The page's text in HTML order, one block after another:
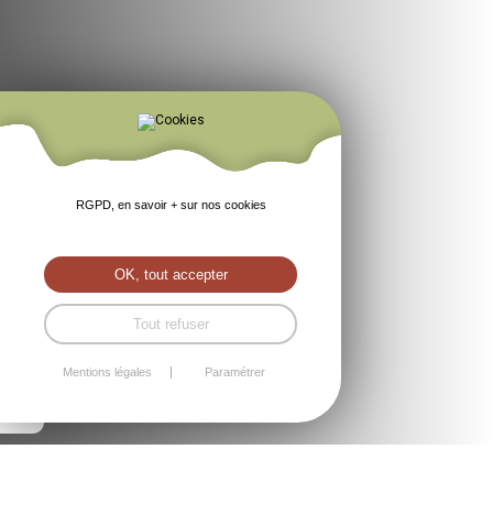
RGPD, en savoir + sur nos cookies
OK, tout accepter
Tout refuser
Mentions légales Paramétrer